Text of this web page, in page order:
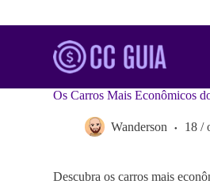
k
o
Os Carros Mais Econômicos
Wanderson 18 /
Descubra os carros mais